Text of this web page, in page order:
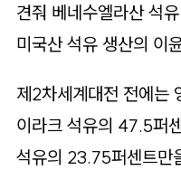
견줘 베네수엘라산 석
미국산 석유 생산의 이
제2차세계대전 전에는
이라크 석유의 47.5퍼
석유의 23.75퍼센트만